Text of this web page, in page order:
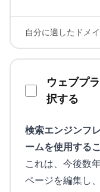
自分に適したドメ
ウェブプ
択する
検索エンジンフ
ームを使用する
これは、今後数
ページを編集し